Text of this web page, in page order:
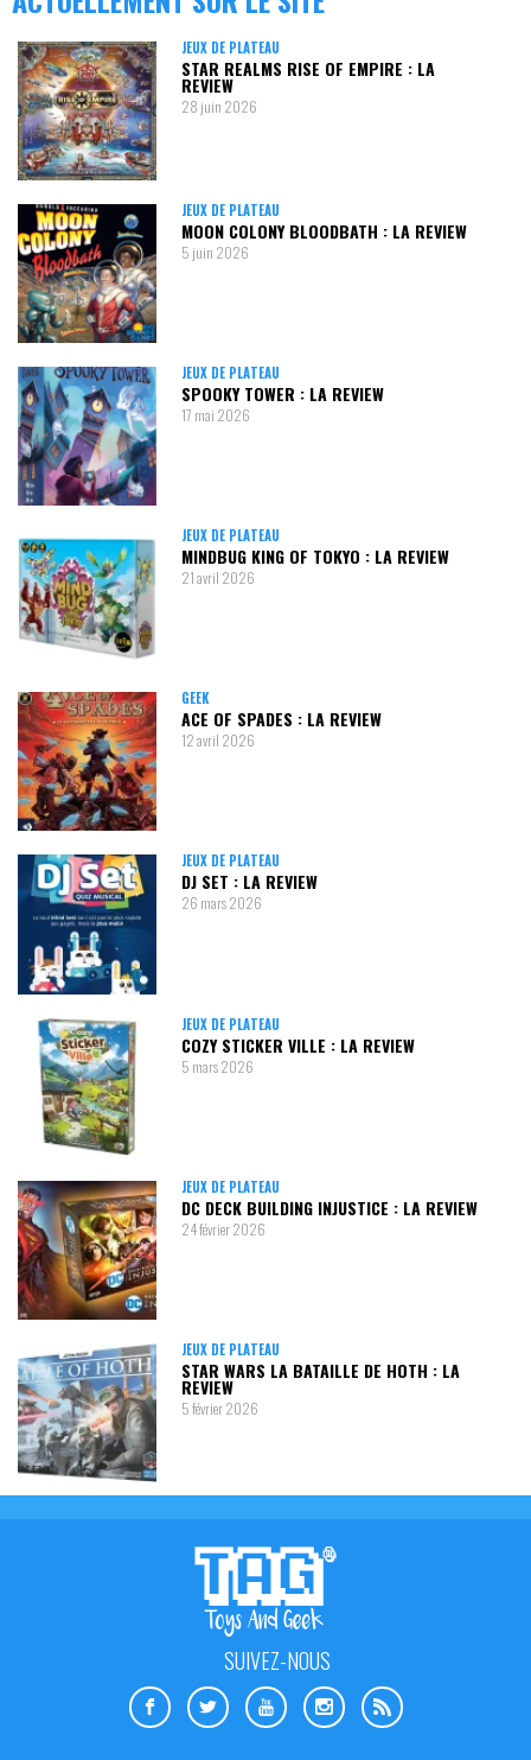
JEUX DE PLATEAU
STAR REALMS RISE OF EMPIRE : LA
REVIEW
28 juin 2026
JEUX DE PLATEAU
MOON COLONY BLOODBATH : LA REVIEW
5 juin 2026
JEUX DE PLATEAU
SPOOKY TOWER : LA REVIEW
17 mai 2026
JEUX DE PLATEAU
MINDBUG KING OF TOKYO : LA REVIEW
21 avril 2026
GEEK
ACE OF SPADES : LA REVIEW
12 avril 2026
JEUX DE PLATEAU
DJ SET : LA REVIEW
26 mars 2026
JEUX DE PLATEAU
COZY STICKER VILLE : LA REVIEW
5 mars 2026
JEUX DE PLATEAU
DC DECK BUILDING INJUSTICE : LA REVIEW
24 février 2026
JEUX DE PLATEAU
STAR WARS LA BATAILLE DE HOTH : LA
REVIEW
5 février 2026
SUIVEZ-NOUS